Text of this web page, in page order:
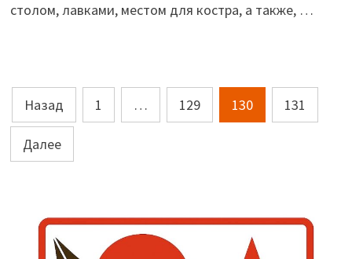
столом, лавками, местом для костра, а также, …
Пагинация
записей
Назад 1 … 129 130 131
Далее